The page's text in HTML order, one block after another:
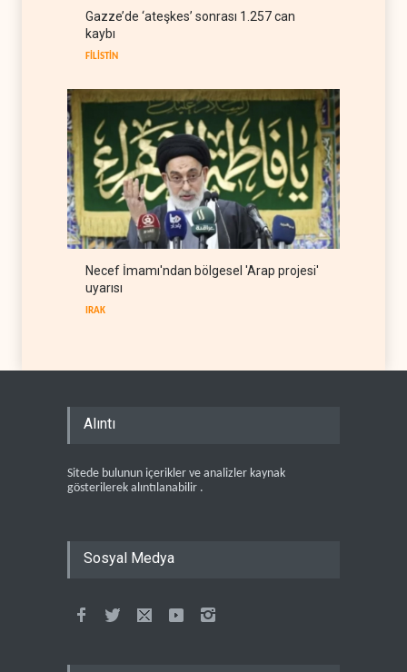
Hava gücü Trump'ın
Gazze’de ‘ateşkes’ sonrası 1.257 can
kaybı
FİLİSTİN
Necef İmamı'ndan bölgesel 'Arap projesi'
uyarısı
IRAK
Alıntı
Sitede bulunun içerikler ve analizler kaynak
gösterilerek alıntılanabilir .
Sosyal Medya